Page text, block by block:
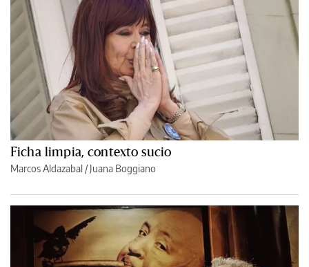
Ficha limpia, contexto sucio
Marcos Aldazabal/Juana Boggiano